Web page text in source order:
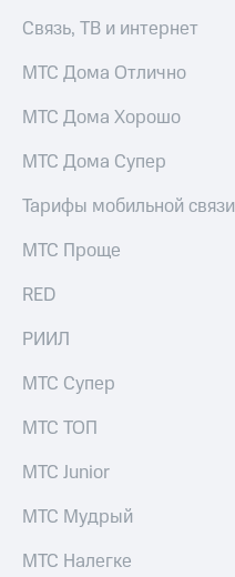
трекеры
Умный
дом
Планшеты
Акции
скидки
Все
Связь, ТВ и интернет
МТС Дома Отлично
МТС Дома Хорошо
МТС Дома Супер
Тарифы мобильной связи
МТС Проще
RED
РИИЛ
МТС Супер
МТС ТОП
МТС Junior
МТС Мудрый
МТС Налегке